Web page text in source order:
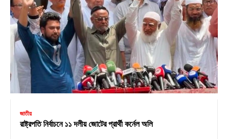
জাতীয়
রাষ্ট্রপতি নির্বাচনে ১১ দলীয় জোটের প্রার্থী কর্নেল অলি